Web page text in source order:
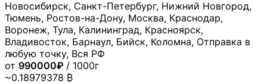
Новосибирск, Санкт-Петербург, Нижний Новгород,
Тюмень, Ростов-на-Дону, Москва, Краснодар,
Воронеж, Тула, Калининград, Красноярск,
Владивосток, Барнаул, Бийск, Коломна, Отправка в
любую точку, Вся РФ
от 990000₽ / 1000г
~0.18979378 ₿